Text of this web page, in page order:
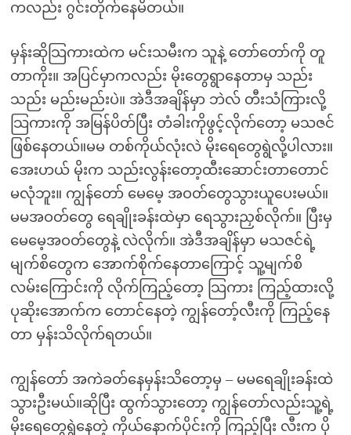
ကလည်း ဂွင်းတိုက်နေမိတယ်။
မှန်းဆိုသြကားထဲက မင်းသမီးက သူနဲ့ တော်တော်ကို တူ
တာကိုး။ အပြင်မှာကလည်း မိုးတွေရွာနေတာမှ သည်း
သည်း မည်းမည်းပဲ။ အဲဒီအချိန်မှာ ဘဲလ် တီးသံကြားလို့
သြကားကို အမြန်ပိတ်ပြီး တံခါးကိုဖွင့်လိုက်တော့ မသဇင်
ဖြစ်နေတယ်။မမ တစ်ကိုယ်လုံးလဲ မိုးရေတွေရွဲလို့ပါလား။
အေးဟယ် မိုးက သည်းလွန်းတော့ထီးဆောင်းတာတောင်
မလုံဘူး။ ကျွန်တော် မေမေ့ အဝတ်တွေသွားယူပေးမယ်။
မမအဝတ်တွေ ရေချိုးခန်းထဲမှာ ရေသွားညှစ်လိုက်။ ပြီးမှ
မေမေ့အဝတ်တွေနဲ့ လဲလိုက်။ အဲဒီအချိန်မှာ မသဇင်ရဲ့
မျက်စိတွေက အောက်စိုက်နေတာကြောင့် သူ့မျက်စိ
လမ်းကြောင်းကို လိုက်ကြည့်တော့ သြကား ကြည့်ထားလို့
ပုဆိုးအောက်က တောင်နေတဲ့ ကျွန်တော့်လီးကို ကြည့်နေ
တာ မှန်းသိလိုက်ရတယ်။
ကျွန်တော် အကဲခတ်နေမှန်းသိတော့မှ – မမရေချိုးခန်းထဲ
သွားဦးမယ်။ဆိုပြီး ထွက်သွားတော့ ကျွန်တော်လည်းသူ့ရဲ့
မိုးရေတွေရွဲနေတဲ့ ကိုယ်နောက်ပိုင်းကို ကြည့်ပြီး လီးက ပို